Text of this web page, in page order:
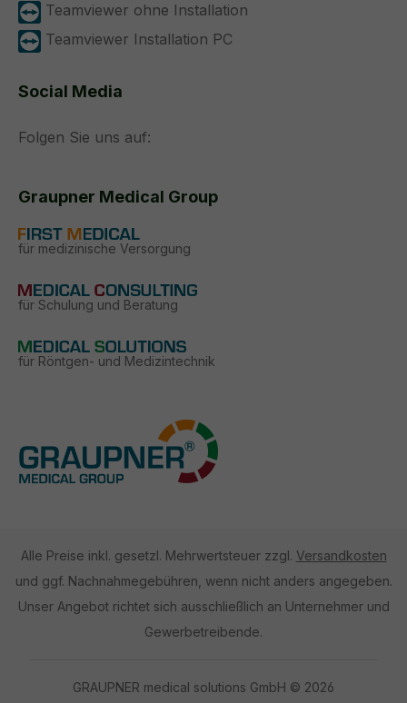
Teamviewer ohne Installation
Teamviewer Installation PC
Social Media
Folgen Sie uns auf:
Graupner Medical Group
für medizinische Versorgung
für Schulung und Beratung
für Röntgen- und Medizintechnik
Alle Preise inkl. gesetzl. Mehrwertsteuer zzgl. Versandkosten
und ggf. Nachnahmegebühren, wenn nicht anders angegeben.
Unser Angebot richtet sich ausschließlich an Unternehmer und
Gewerbetreibende.
GRAUPNER medical solutions GmbH © 2026